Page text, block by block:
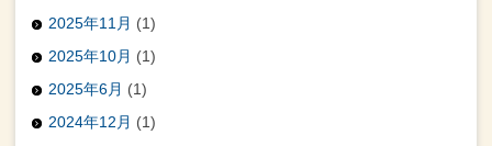
2025年11月 (1)
2025年10月 (1)
2025年6月 (1)
2024年12月 (1)